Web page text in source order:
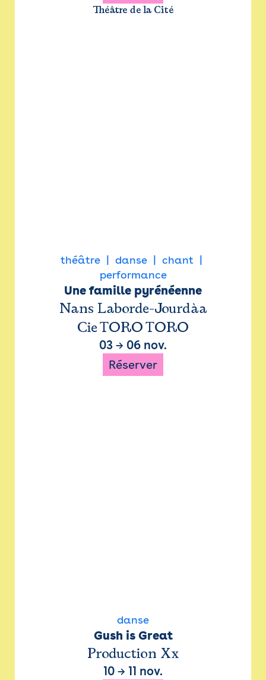
Théâtre de la Cité
théâtre danse
chant
performance
Une famille pyrénéenne
Nans Laborde-Jourdàa
Cie TORO TORO
03 → 06 nov.
Réserver
danse
Gush is Great
Production Xx
10 → 11 nov.